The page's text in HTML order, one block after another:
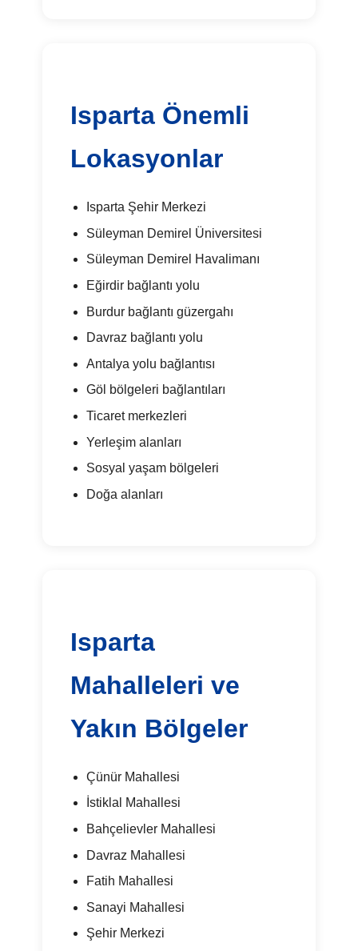
Isparta Önemli
Lokasyonlar
Isparta Şehir Merkezi
Süleyman Demirel Üniversitesi
Süleyman Demirel Havalimanı
Eğirdir bağlantı yolu
Burdur bağlantı güzergahı
Davraz bağlantı yolu
Antalya yolu bağlantısı
Göl bölgeleri bağlantıları
Ticaret merkezleri
Yerleşim alanları
Sosyal yaşam bölgeleri
Doğa alanları
Isparta
Mahalleleri ve
Yakın Bölgeler
Çünür Mahallesi
İstiklal Mahallesi
Bahçelievler Mahallesi
Davraz Mahallesi
Fatih Mahallesi
Sanayi Mahallesi
Şehir Merkezi